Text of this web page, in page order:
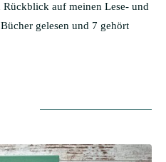
auf meinen Lese- und
gelesen und 7 gehört